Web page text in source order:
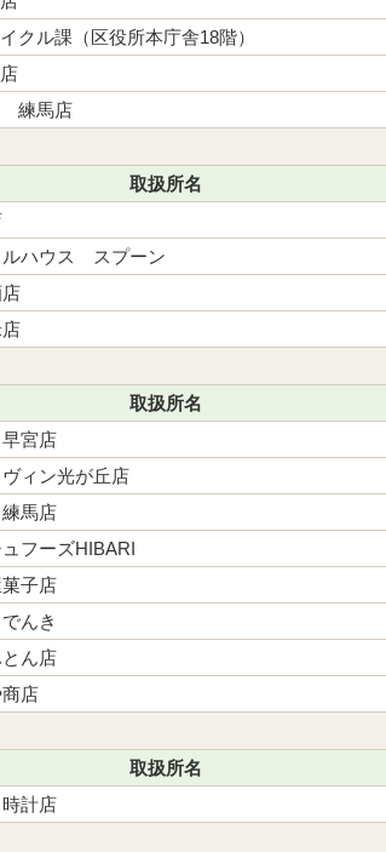
クル課（区役所本庁舎18階）
練馬店
取扱所名
ルハウス スプーン
取扱所名
宮店
ィン光が丘店
馬店
フーズHIBARI
子店
んき
ん店
店
取扱所名
計店